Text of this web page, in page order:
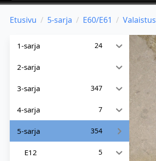
Etusivu 5-sarja E60/E61 Valaistus
1-sarja 24
2-sarja
3-sarja 347
4-sarja 7
5-sarja 354
E12 5